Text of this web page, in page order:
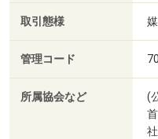
取引態様
管理コード
所属協会など
(